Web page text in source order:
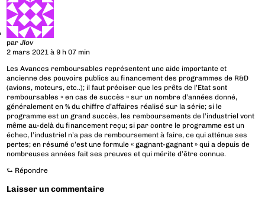
parJlov
2 mars 2021 à 9 h 07 min
Les Avances remboursables représentent une aide importante et
ancienne des pouvoirs publics au financement des programmes de R&D
(avions, moteurs, etc..); il faut préciser que les prêts de l’Etat sont
remboursables « en cas de succès » sur un nombre d’années donné,
généralement en % du chiffre d’affaires réalisé sur la série; si le
programme est un grand succès, les remboursements de l’industriel vont
même au-delà du financement reçu; si par contre le programme est un
échec, l’industriel n’a pas de remboursement à faire, ce qui atténue ses
pertes; en résumé c’est une formule « gagnant-gagnant » qui a depuis de
nombreuses années fait ses preuves et qui mérite d’être connue.
⮑ Répondre
Laisser un commentaire